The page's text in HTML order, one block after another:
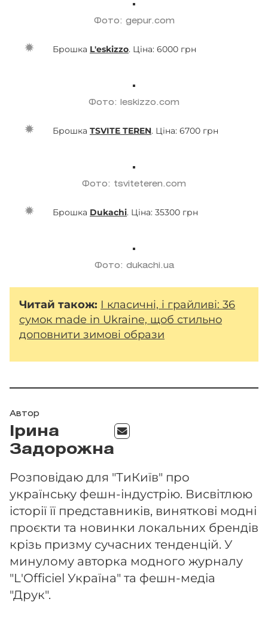
Фото: gepur.com
Брошка L'eskizzo. Ціна: 6000 грн
Фото: leskizzo.com
Брошка TSVITE TEREN. Ціна: 6700 грн
Фото: tsviteteren.com
Брошка Dukachi. Ціна: 35300 грн
Фото: dukachi.ua
Читай також: І класичні, і грайливі: 36
сумок made in Ukraine, щоб стильно
доповнити зимові образи
Автор
Ірина
Задорожна
Розповідаю для "ТиКиїв" про
українську фешн-індустрію. Висвітлюю
історії її представників, виняткові модні
проєкти та новинки локальних брендів
крізь призму сучасних тенденцій. У
минулому авторка модного журналу
"L'Officiel Україна" та фешн-медіа
"Друк".